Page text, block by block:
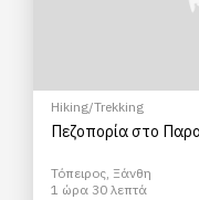
Hiking/Trekking
Πεζοπορία στο
Τόπειρος, Ξάνθη
1 ώρα 30 λεπτά